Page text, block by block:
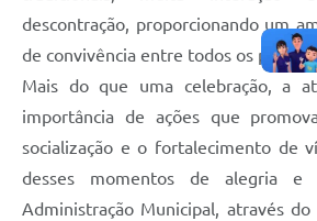
descontração, proporcionando um
de convivência entre todos os
Mais do que uma celebração, a
importância de ações que
socialização e o fortalecimento de
desses momentos de alegria e
Administração Municipal, através do